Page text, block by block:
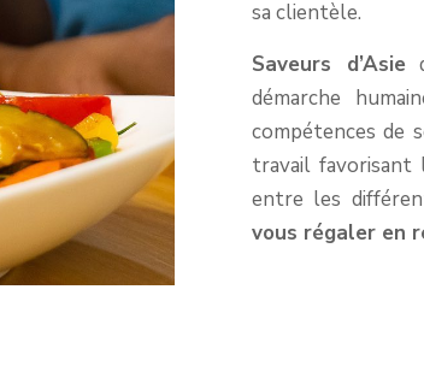
sa clientèle.
Saveurs d’Asie
démarche
compétences de
travail favorisant
entre les
vous régaler en